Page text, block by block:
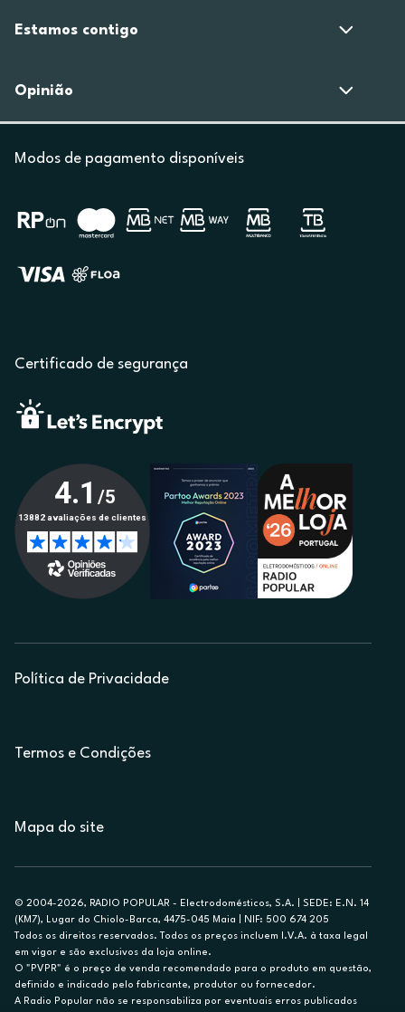
Estamos contigo
Opinião
Modos de pagamento disponíveis
Certificado de segurança
Política de Privacidade
Termos e Condições
Mapa do site
© 2004-2026, RADIO POPULAR - Electrodomésticos, S.A. | SEDE: E.N. 14
(KM7), Lugar do Chiolo-Barca, 4475-045 Maia | NIF: 500 674 205
Todos os direitos reservados. Todos os preços incluem I.V.A. à taxa legal
em vigor e são exclusivos da loja online.
O "PVPR" é o preço de venda recomendado para o produto em questão,
definido e indicado pelo fabricante, produtor ou fornecedor.
A Radio Popular não se responsabiliza por eventuais erros publicados